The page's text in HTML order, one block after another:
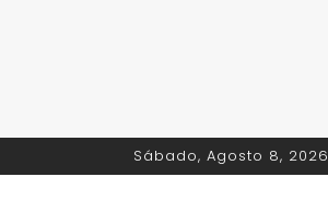
Sábado, Agosto 8, 2026